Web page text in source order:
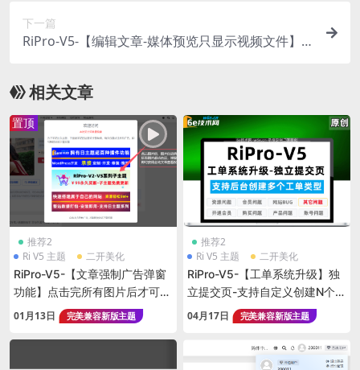
下一篇
RiPro-V5-【编辑文章-媒体预览只显示视频文件】-
相关文章
Ri V5 主题 二开美化
推荐2
RiPro-V5-【文章强制广告弹窗
功能】点击完所有图片后才可以
查看文章-每天凌晨重置浏览权
置顶
01月13日 完美兼容新版主题
Ri V5 主题 二开美化
推荐2
RiPro-V5-【工单系统升级】独
立提交页-支持自定义创建N个工
单类型-后台可随时创建删除
04月17日 完美兼容新版主题